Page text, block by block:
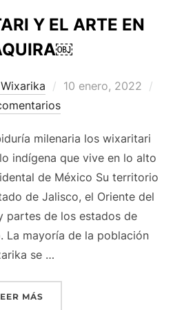
Y EL ARTE EN
Publicado
10 enero, 2022
milenaria los wixaritari
indígena que vive en lo alto
de México Su territorio
de Jalisco, el Oriente del
partes de los estados de
La mayoría de la población
se …
MÁS«LOS WIXARITARI Y EL